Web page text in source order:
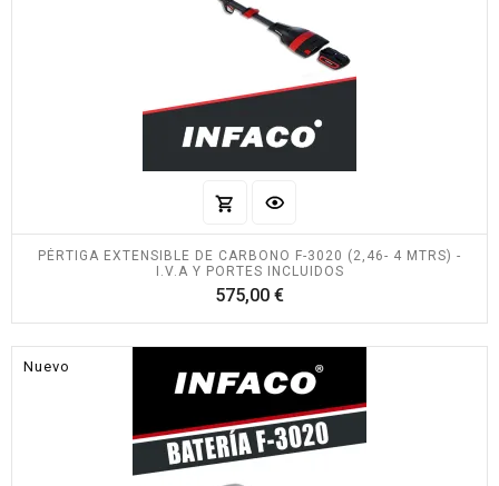
PÉRTIGA EXTENSIBLE DE CARBONO F-3020 (2,46- 4 MTRS) -
I.V.A Y PORTES INCLUIDOS
575,00 €Precio
Nuevo